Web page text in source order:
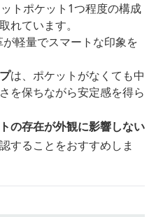
トポケット1つ程度の構成
れています。
軽量でスマートな印象を
は、ポケットがなくても中
を保ちながら安定感を得ら
の存在が外観に影響しない
することをおすすめしま